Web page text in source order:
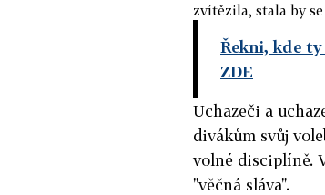
zvítězila, stala by
Řekni, kde
ZDE
Uchazeči a
divákům svůj
volné disciplíně.
"věčná sláva".